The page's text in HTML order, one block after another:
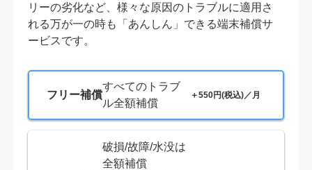
リーの劣化など、様々な原因のトラブルに適用さ
れる万が一の時も「あんしん」できる端末補償サ
ービスです。
フリー補償
すべてのトラブ
ル全額補償
＋550円(税込)／月
破損/故障/水没は
全額補償